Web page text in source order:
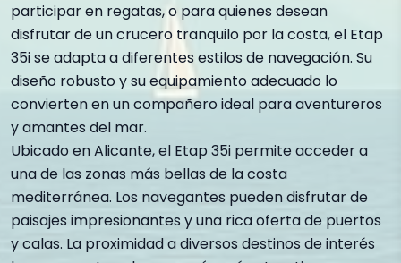
participar en regatas, o para quienes desean
disfrutar de un crucero tranquilo por la costa, el Etap
35i se adapta a diferentes estilos de navegación. Su
diseño robusto y su equipamiento adecuado lo
convierten en un compañero ideal para aventureros
y amantes del mar.
Ubicado en Alicante, el Etap 35i permite acceder a
una de las zonas más bellas de la costa
mediterránea. Los navegantes pueden disfrutar de
paisajes impresionantes y una rica oferta de puertos
y calas. La proximidad a diversos destinos de interés